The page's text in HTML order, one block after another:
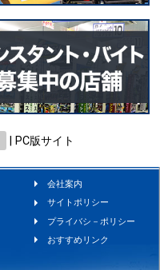
PC版サイト
会社案内
サイトポリシー
プライバシ－ポリシー
おすすめリンク